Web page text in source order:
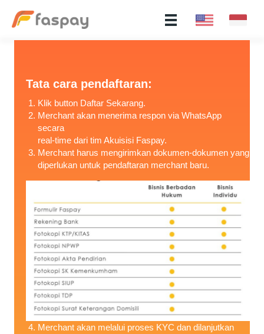
Tata cara pendaftaran:
Klik button Daftar Sekarang.
Merchant akan menerima respon via WhatsApp
secara
real-time dari tim Akuisisi Faspay.
Merchant harus mengirimkan dokumen-dokumen yang
diperlukan untuk pendaftaran merchant baru.
Merchant akan melalui proses KYC dan dilanjutkan